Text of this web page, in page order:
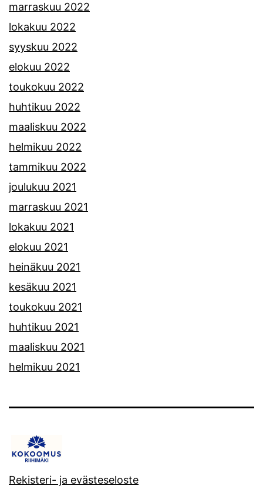
marraskuu 2022
lokakuu 2022
syyskuu 2022
elokuu 2022
toukokuu 2022
huhtikuu 2022
maaliskuu 2022
helmikuu 2022
tammikuu 2022
joulukuu 2021
marraskuu 2021
lokakuu 2021
elokuu 2021
heinäkuu 2021
kesäkuu 2021
toukokuu 2021
huhtikuu 2021
maaliskuu 2021
helmikuu 2021
Rekisteri- ja evästeseloste